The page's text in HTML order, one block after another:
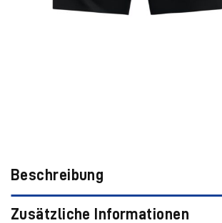
Beschreibung
Zusätzliche Informationen